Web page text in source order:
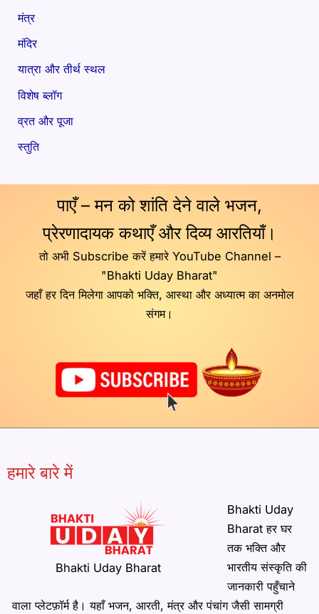
मंत्र
मंदिर
यात्रा और तीर्थ स्थल
विशेष ब्लॉग
व्रत और पूजा
स्तुति
पाएँ – मन को शांति देने वाले भजन,
प्रेरणादायक कथाएँ और दिव्य आरतियाँ।
तो अभी Subscribe करें हमारे YouTube Channel –
"Bhakti Uday Bharat"
जहाँ हर दिन मिलेगा आपको भक्ति, आस्था और अध्यात्म का अनमोल
संगम।
हमारे बारे में
Bhakti Uday Bharat
Bhakti Uday
Bharat हर घर
तक भक्ति और
भारतीय संस्कृति की
जानकारी पहुँचाने
वाला प्लेटफ़ॉर्म है। यहाँ भजन, आरती, मंत्र और पंचांग जैसी सामग्री